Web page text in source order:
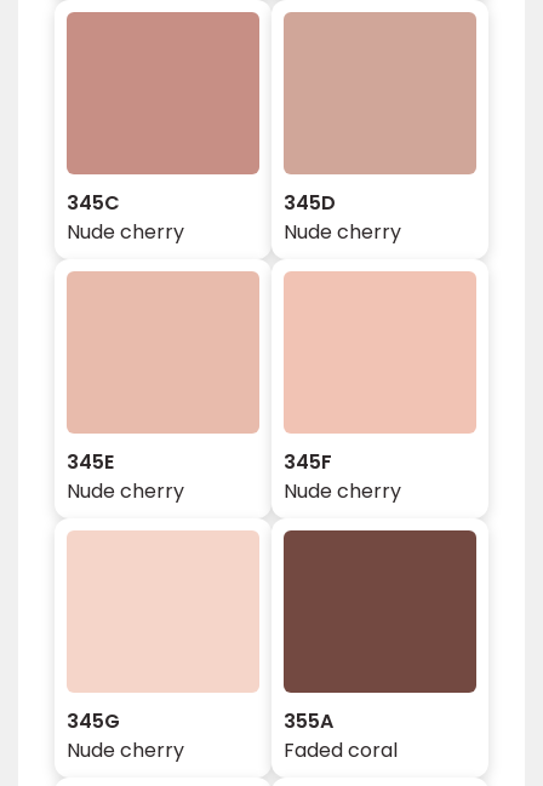
345C
Nude cherry
345D
Nude cherry
345E
Nude cherry
345F
Nude cherry
345G
Nude cherry
355A
Faded coral